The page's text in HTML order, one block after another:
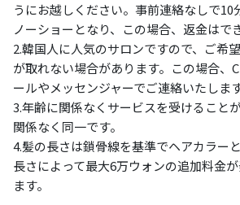
うにお越しください。事前連絡なしで10
ノーショーとなり、この場合、返金はで
2.韓国人に人気のサロンですので、ご希
が取れない場合があります。この場合、
ールやメッセンジャーでご連絡いたします
3.年齢に関係なくサービスを受けること
関係なく同一です。
4.髪の長さは鎖骨線を基準でヘアカラー
長さによって最大6万ウォンの追加料金
ます。